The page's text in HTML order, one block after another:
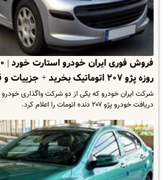
فروش
روزه پژو ۲۰۷ اتوماتیک بخرید + جزییات و قیمت ها
شرکت ایران خودرو که یکی از دو شرکت واگذاری خودرو
دریافت خودرو پژو ۲۰۷ دنده اتومات را اعلام کرد.